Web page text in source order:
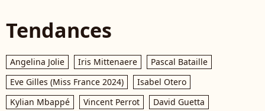
Tendances
Angelina Jolie Iris Mittenaere
Pascal Bataille
Eve Gilles (Miss France 2024)
Isabel Otero
Kylian Mbappé
Vincent Perrot David Guetta